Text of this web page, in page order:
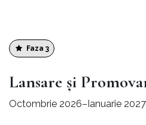
Faza 3
Lansare și
Octombrie 2026–Ianuarie 2027